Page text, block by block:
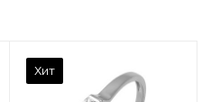
Хит